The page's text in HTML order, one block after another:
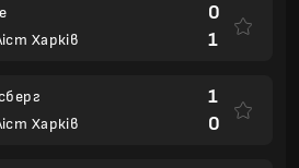
Харків
0
1
Харків
1
0